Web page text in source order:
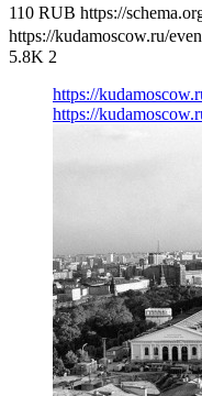
110 RUB https://
https://kudamoscow.ru/
5.8K 2
https://
https://